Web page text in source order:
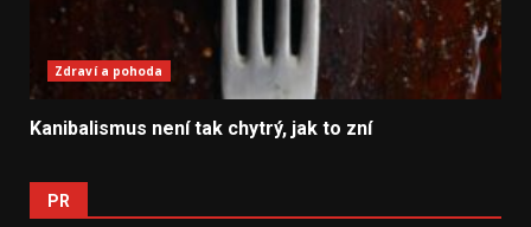
Zdraví a pohoda
Kanibalismus není tak chytrý, jak to zní
PR